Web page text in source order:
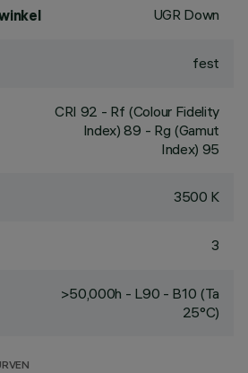
UGR Down
fest
CRI 92 - Rf (Colour Fidelity
Index) 89 - Rg (Gamut
Index) 95
3500 K
3
>50,000h - L90 - B10 (Ta
25°C)